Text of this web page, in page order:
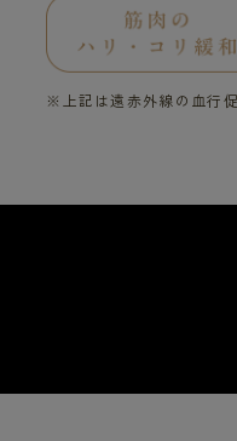
※上記は遠赤外線の血行